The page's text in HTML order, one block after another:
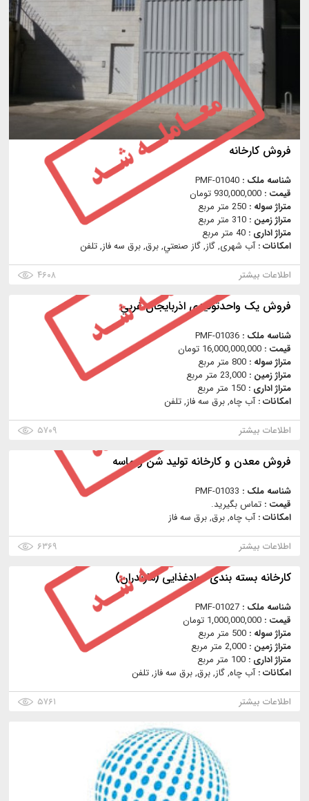
فروش کارخانه
شناسه ملک : PMF-01040
قیمت : 930,000,000 تومان
متراژ سوله : 250 متر مربع
متراژ زمین : 310 متر مربع
متراژ اداری : 40 متر مربع
امکانات :آب شهری, گاز, گاز صنعتي, برق, برق سه فاز, تلفن
اطلاعات بیشتر
۴۶۰۸
فروش یک واحدتولیدی اذربايجان غربي
شناسه ملک : PMF-01036
قیمت : 16,000,000,000 تومان
متراژ سوله : 800 متر مربع
متراژ زمین : 23,000 متر مربع
متراژ اداری : 150 متر مربع
امکانات :آب چاه, برق سه فاز, تلفن
اطلاعات بیشتر
۵۷۰۹
فروش معدن و کارخانه تولید شن و ماسه
شناسه ملک : PMF-01033
قیمت : تماس بگیرید.
امکانات :آب چاه, برق, برق سه فاز
اطلاعات بیشتر
۶۳۶۹
کارخانه بسته بندی موادغذایی (مازندران)
شناسه ملک : PMF-01027
قیمت : 1,000,000,000 تومان
متراژ سوله : 500 متر مربع
متراژ زمین : 2,000 متر مربع
متراژ اداری : 100 متر مربع
امکانات :آب چاه, گاز, برق, برق سه فاز, تلفن
اطلاعات بیشتر
۵۷۶۱